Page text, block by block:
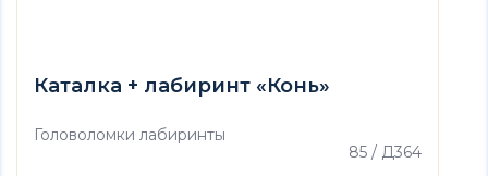
Каталка + лабиринт «Конь»
Головоломки лабиринты
85 / Д364